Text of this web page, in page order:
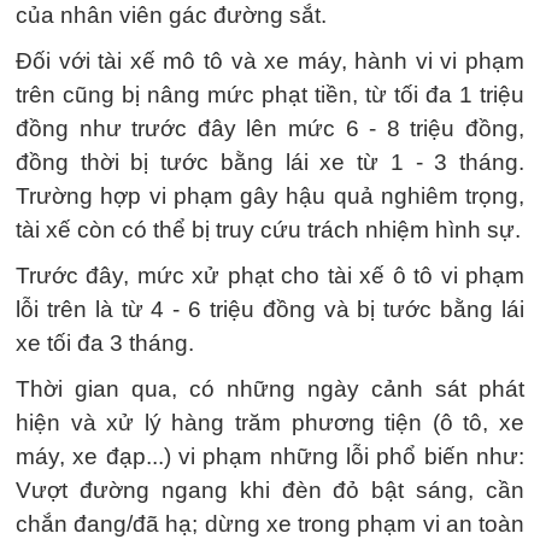
của nhân viên gác đường sắt.
Đối với tài xế mô tô và xe máy, hành vi vi phạm
trên cũng bị nâng mức phạt tiền, từ tối đa 1 triệu
đồng như trước đây lên mức 6 - 8 triệu đồng,
đồng thời bị tước bằng lái xe từ 1 - 3 tháng.
Trường hợp vi phạm gây hậu quả nghiêm trọng,
tài xế còn có thể bị truy cứu trách nhiệm hình sự.
Trước đây, mức xử phạt cho tài xế ô tô vi phạm
lỗi trên là từ 4 - 6 triệu đồng và bị tước bằng lái
xe tối đa 3 tháng.
Thời gian qua, có những ngày cảnh sát phát
hiện và xử lý hàng trăm phương tiện (ô tô, xe
máy, xe đạp...) vi phạm những lỗi phổ biến như:
Vượt đường ngang khi đèn đỏ bật sáng, cần
chắn đang/đã hạ; dừng xe trong phạm vi an toàn